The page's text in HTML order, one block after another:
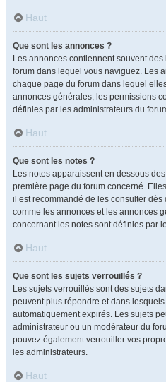
Haut
Que sont les annonces ?
Les annonces contiennent souvent
forum dans lequel vous naviguez. Les
chaque page du forum dans lequel
annonces générales, les permissions
définies par les administrateurs du
Haut
Que sont les notes ?
Les notes apparaissent en dessous
première page du forum concerné.
il est recommandé de les consulter
comme les annonces et les annonces
concernant les notes sont définies par
Haut
Que sont les sujets verrouillés ?
Les sujets verrouillés sont des sujets
peuvent plus répondre et dans
automatiquement expirés. Les sujets
administrateur ou un modérateur du
pouvez également verrouiller vos
les administrateurs.
Haut